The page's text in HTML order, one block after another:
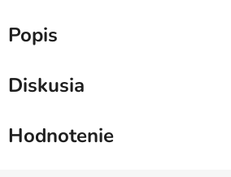
Popis
Diskusia
Hodnotenie